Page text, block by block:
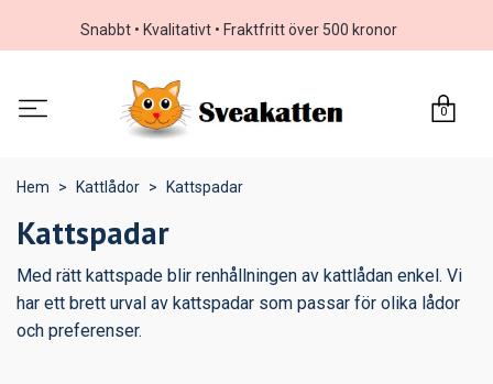
Snabbt • Kvalitativt • Fraktfritt över 500 kronor
0
Hem Kattlådor Kattspadar
Kattspadar
Med rätt kattspade blir renhållningen av kattlådan enkel. Vi
har ett brett urval av kattspadar som passar för olika lådor
och preferenser.